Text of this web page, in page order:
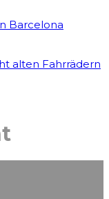
Barcelona
alten Fahrrädern